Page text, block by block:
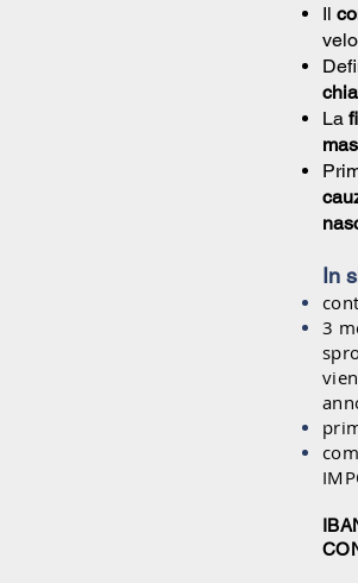
Il
La
In
3